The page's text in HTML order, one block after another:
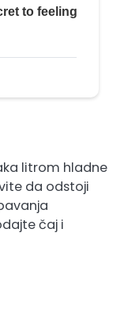
litrom hladne
da odstoji
čaj i